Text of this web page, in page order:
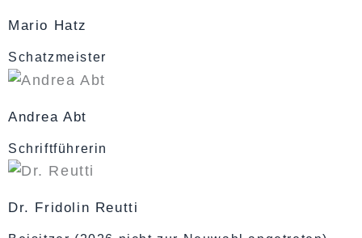
Mario Hatz
Schatzmeister
Andrea Abt
Schriftführerin
Dr. Fridolin Reutti